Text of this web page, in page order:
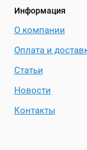
Информация
О компании
Оплата и
Статьи
Новости
Контакты